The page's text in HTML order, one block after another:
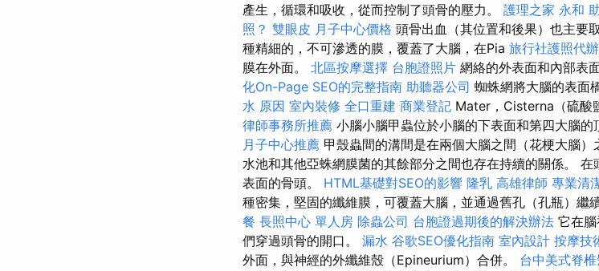
產生，循環和吸收，從而控制了頭骨的壓力。 護理之家 永和
照？ 雙眼皮 月子中心價格 頭骨出血（其位置和後果）也主要
種精細的，不可滲透的膜，覆蓋了大腦，在Pia 旅行社護照代
膜在外面。 北區按摩選擇 台胞證照片 網絡的外表面和內部表
化On-Page SEO的完整指南 助聽器公司 蜘蛛網將大腦的表面
水 原因 室內裝修 全口重建 商業登記 Mater，Cisterna（硫酸
律師事務所推薦 小腦小腦甲蟲位於小腦的下表面和第四大腦的
月子中心推薦 甲殼蟲間的溝間是在兩個大腦之間（花梗大腦）
水池和其他亞蛛網膜菌的其餘部分之間也存在持續的關係。
表面的骨頭。 HTML基礎對SEO的影響 隆乳 高雄律師 專業清
種密集，堅固的纖維膜，可覆蓋大腦，並通過舊孔（孔瓶）繼
餐 長照中心 單人房 除蟲公司 台胞證過期後的解決辦法 它在
們穿過頭骨的開口。 漏水 谷歌SEO優化指南 室內設計 按摩技
外面，與神經的外纖維殼（Epineurium）合併。 台中美式脊